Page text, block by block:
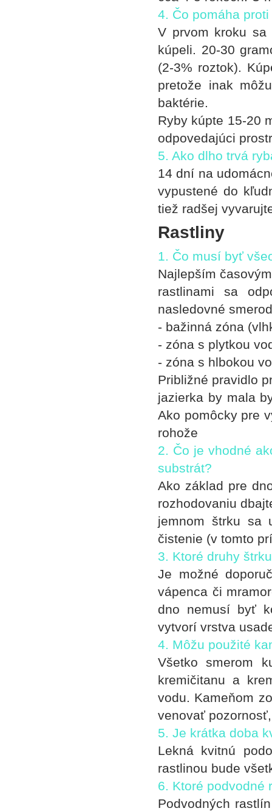
4. Čo pomáha
V prvom kroku sa
kúpeli. 20-30
(2-3% roztok).
pretože inak
baktérie.
Ryby kúpte 15-20
odpovedajúci
5. Ako dlho trvá
14 dní na
vypustené do
tiež radšej
Rastliny
1. Čo musí byť
Najlepším
rastlinami sa
nasledovné
- bažinná zóna
- zóna s plytkou
- zóna s hlbokou
Približné pravidlo
jazierka by mala
Ako pomôcky pre
rohože
2. Čo je vhodné
substrát?
Ako základ pre
rozhodovaniu
jemnom štrku sa
čistenie (v tomto
3. Ktoré druhy
Je možné
vápenca či
dno nemusí byť
vytvorí vrstva
4. Môžu použité
Všetko smerom
kremičitanu a
vodu. Kameňom
venovať
5. Je krátka doba
Lekná kvitnú
rastlinou bude
6. Ktoré podvodné
Podvodných